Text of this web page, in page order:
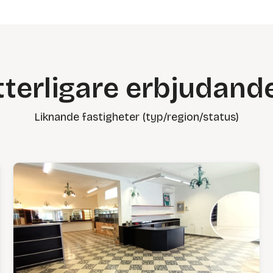
Liknande fastigheter (typ/region/status)